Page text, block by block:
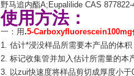
野马追内酯A;Eupalilide CAS
使用方法：
一：用.5-Carboxyfluorescein100mg
1. 估计*浸没样品所需要本产品的体
2. 标记收集管并加入估计所需量的本
3. 以zui快速度将样品剪切成厚度小